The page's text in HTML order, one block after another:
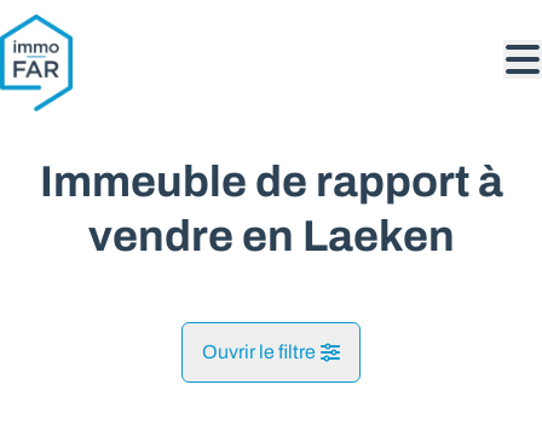
Aller au contenu principal
Immeuble de rapport à
vendre en Laeken
Ouvrir le filtre